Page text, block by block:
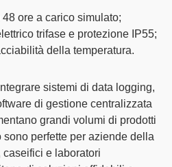
ore a carico simulato;
trifase e protezione IP55;
della temperatura.
sistemi di data logging,
di gestione centralizzata
grandi volumi di prodotti
sono perfette per aziende della
e laboratori